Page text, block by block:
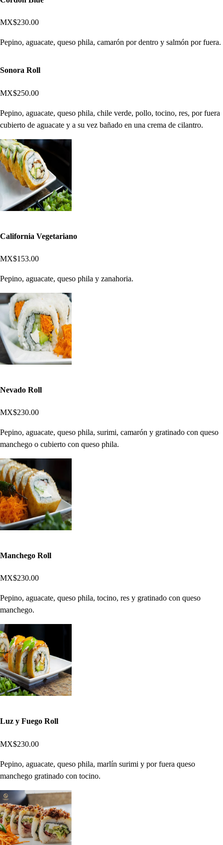
MX$230.00
Pepino, aguacate, queso phila, camarón por dentro y salmón por fuera.
Sonora Roll
MX$250.00
Pepino, aguacate, queso phila, chile verde, pollo, tocino, res, por fuera
cubierto de aguacate y a su vez bañado en una crema de cilantro.
California Vegetariano
MX$153.00
Pepino, aguacate, queso phila y zanahoria.
Nevado Roll
MX$230.00
Pepino, aguacate, queso phila, surimi, camarón y gratinado con queso
manchego o cubierto con queso phila.
Manchego Roll
MX$230.00
Pepino, aguacate, queso phila, tocino, res y gratinado con queso
manchego.
Luz y Fuego Roll
MX$230.00
Pepino, aguacate, queso phila, marlín surimi y por fuera queso
manchego gratinado con tocino.